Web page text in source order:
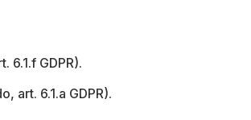
6.1.f GDPR).
art. 6.1.a GDPR).